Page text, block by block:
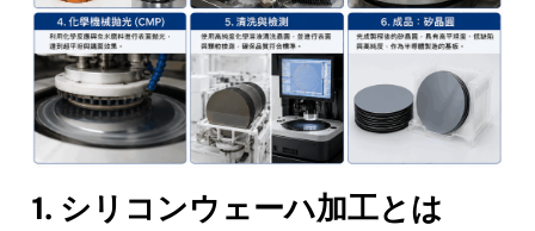
1. シリコンウェーハ加工とは